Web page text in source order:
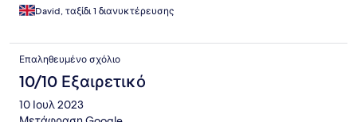
David, ταξίδι 1 διανυκτέρευσης
Επαληθευμένο σχόλιο
10/10 Εξαιρετικό
10 Ιουλ 2023